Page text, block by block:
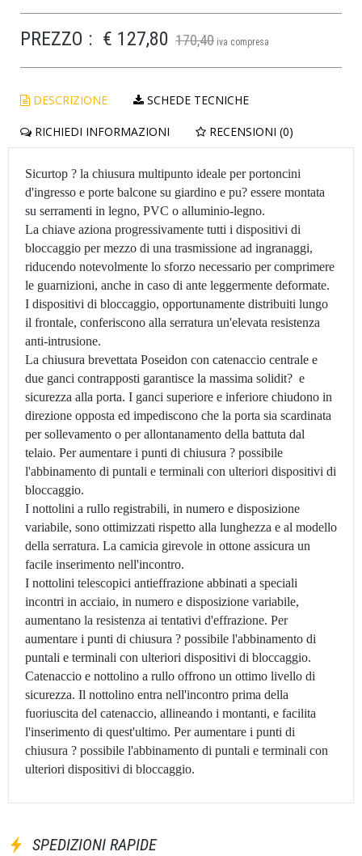
PREZZO : € 127,80 170,40 iva compresa
DESCRIZIONE SCHEDE TECNICHE
RICHIEDI INFORMAZIONI RECENSIONI (0)
Sicurtop ? la chiusura multipunto ideale per portoncini
d'ingresso e porte balcone su giardino e pu? essere montata
su serramenti in legno, PVC o alluminio-legno.
La chiave aziona progressivamente tutti i dispositivi di
bloccaggio per mezzo di una trasmissione ad ingranaggi,
riducendo notevolmente lo sforzo necessario per comprimere
le guarnizioni, anche in caso di ante leggermente deformate.
I dispositivi di bloccaggio, opportunamente distribuiti lungo
il frontale, conferiscono alla serratura un'elevata resistenza
anti-intrusione.
La chiusura brevettata Poseidon con catenaccio centrale e
due ganci contrapposti garantisce la massima solidit? e
sicurezza alla porta. I ganci superiore e inferiore chiudono in
direzione opposta ed impediscono che la porta sia scardinata
per sollevamento o per allontanamento della battuta dal
telaio. Per aumentare i punti di chiusura ? possibile
l'abbinamento di puntali e terminali con ulteriori dispositivi di
bloccaggio.
I nottolini a rullo registrabili, in numero e disposizione
variabile, sono ottimizzati rispetto alla lunghezza e al modello
della serratura. La camicia girevole in ottone assicura un
facile inserimento nell'incontro.
I nottolini telescopici antieffrazione abbinati a speciali
incontri in acciaio, in numero e disposizione variabile,
aumentano la resistenza ai tentativi d'effrazione. Per
aumentare i punti di chiusura ? possibile l'abbinamento di
puntali e terminali con ulteriori dispositivi di bloccaggio.
Catenaccio e nottolino a rullo offrono un ottimo livello di
sicurezza. Il nottolino entra nell'incontro prima della
fuoriuscita del catenaccio, allineando i montanti, e facilita
l'inserimento di quest'ultimo. Per aumentare i punti di
chiusura ? possibile l'abbinamento di puntali e terminali con
ulteriori dispositivi di bloccaggio.
SPEDIZIONI RAPIDE